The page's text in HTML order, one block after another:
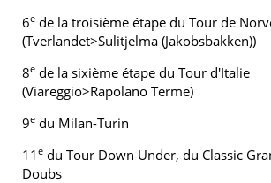
6e de la troisième étape du Tour de
(Tverlandet>Sulitjelma (Jakobsbakken))
8e de la sixième étape du Tour d'Italie
(Viareggio>Rapolano Terme)
9e du Milan-Turin
11 e du Tour Down Under, du Classic
Doubs